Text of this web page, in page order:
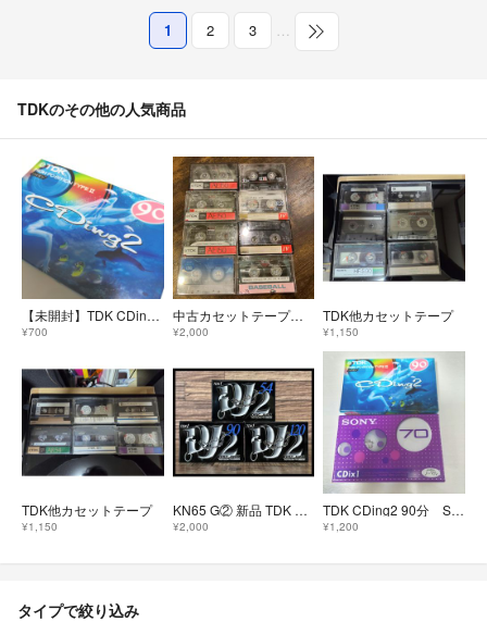
1 2 3 …
TDKのその他の人気商品
【未開封】TDK CDing2 90分 カセットテープ ハイポジション タイプⅡ
¥700
中古カセットテープ 8本 120分〜150分 カセットテープ まとめ売り
¥2,000
TDK他カセットテープ
¥1,150
TDK他カセットテープ
¥1,150
KN65 G② 新品 TDK DJ2-90S ハイポジ カセットテープ 合計3本
¥2,000
TDK CDing2 90分 SONY CDix I 70分 2本セット
¥1,200
タイプで絞り込み